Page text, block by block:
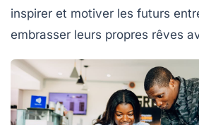
inspirer et motiver les futurs
embrasser leurs propres rêves